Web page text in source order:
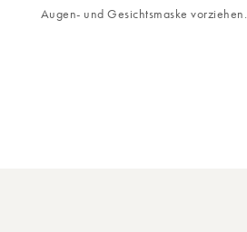
Augen- und Gesichtsmaske vorziehen.